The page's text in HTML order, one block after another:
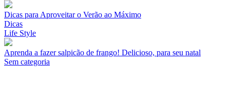
Dicas para Aproveitar o Verão ao Máximo
Dicas
Life Style
Aprenda a fazer salpicão de frango! Delicioso, para seu natal
Sem categoria